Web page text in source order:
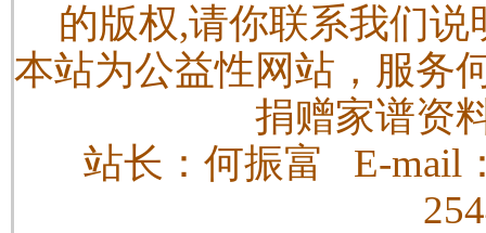
的版权,请你联系我们
本站为公益性网站，服务
捐赠家谱资
站长：何振富 E-mail